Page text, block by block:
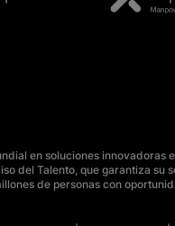
en soluciones
del Talento, que garantiza
de personas con